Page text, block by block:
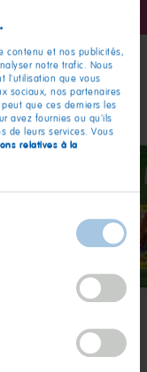
contenu et nos publicités,
notre trafic. Nous
l'utilisation que vous
sociaux, nos partenaires
que ces derniers les
avez fournies ou qu'ils
de leurs services. Vous
relatives à la